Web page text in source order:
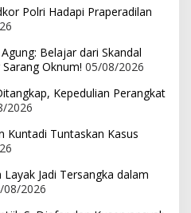
Polri Hadapi Praperadilan
Belajar dari Skandal
Oknum! 05/08/2026
Kepedulian Perangkat
2026
Kuntadi Tuntaskan Kasus
Jadi Tersangka dalam
08/2026